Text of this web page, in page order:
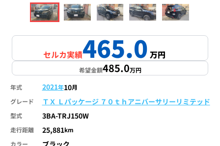
1/18
セルカ実績465.0万円
希望金額485.0万円
年式 2021年10月
グレード
ＴＸ Ｌパッケージ ７０ｔｈアニバーサリーリミテッド
型式 3BA-TRJ150W
走行距離 25,881km
カラー